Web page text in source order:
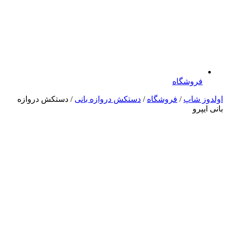
فروشگاه
اولدوز شاپ / فروشگاه / دستکش دروازه بانی / دستکش دروازه
بانی ایپرو